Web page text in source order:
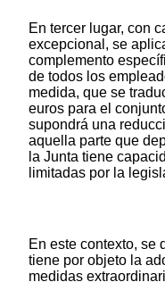
En tercer lugar, con
excepcional, se
complemento
de todos los
medida, que se
euros para el
supondrá una
aquella parte que
la Junta tiene
limitadas por la
En este contexto, se
tiene por objeto la
medidas